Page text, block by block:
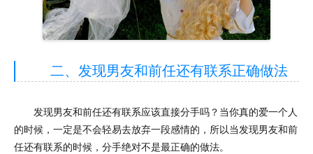
二、发现男友和前任还有联系正确做法
发现男友和前任还有联系应该直接分手吗？当你真的爱一个人
的时候，一定是不会轻易去放弃一段感情的，所以当发现男友和前
任还有联系的时候，分手绝对不是最正确的做法。